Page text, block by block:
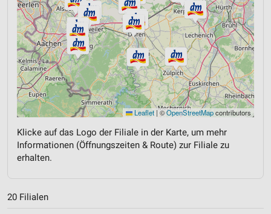
Leaflet | ©OpenStreetMapcontributors
Klicke auf das Logo der Filiale in der Karte, um mehr
Informationen (Öffnungszeiten & Route) zur Filiale zu
erhalten.
20 Filialen